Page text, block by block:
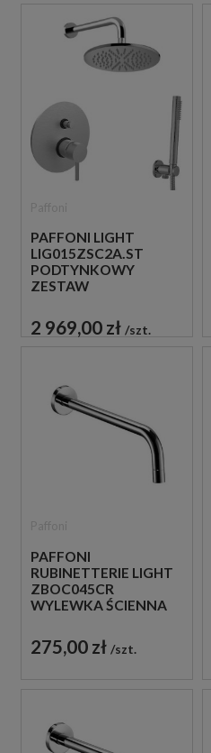
PAFFONI LIGHT
LIG015ZSC2A.ST
PODTYNKOWY
ZESTAW
SZCZOTKOWANA
2 969,00 zł szt.
PAFFONI
RUBINETTERIE LIGHT
ZBOC045CR
WYLEWKA ŚCIENNA
275,00 zł szt.